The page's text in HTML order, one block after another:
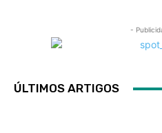
-
ÚLTIMOS ARTIGOS